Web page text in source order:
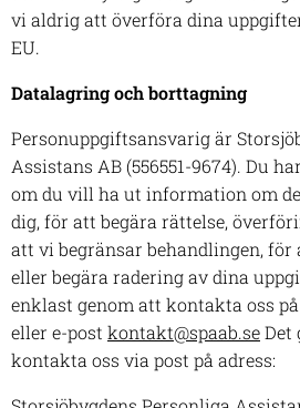
vi aldrig att överföra dina
EU.
Datalagring och borttagning
Personuppgiftsansvarig är
Assistans AB (556551-9674). Du
om du vill ha ut information om
dig, för att begära rättelse,
att vi begränsar behandlingen,
eller begära radering av dina
enklast genom att kontakta oss på
eller e-post kontakt@spaab.seDet
kontakta oss via post på adress: